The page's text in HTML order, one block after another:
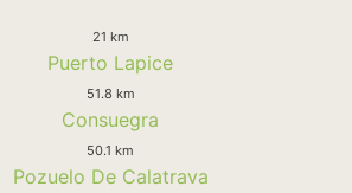
21 km
Puerto Lapice
51.8 km
Consuegra
50.1 km
Pozuelo De Calatrava